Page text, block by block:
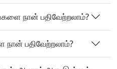
நான் பதிவேற்றலாம்?
பதிவேற்றலாம்?